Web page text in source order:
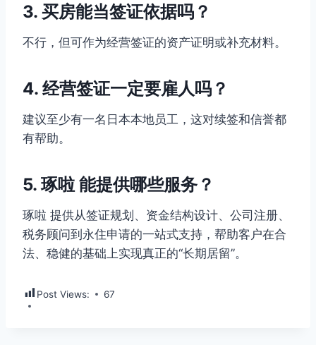
3. 买房能当签证依据吗？
不行，但可作为经营签证的资产证明或补充材料。
4. 经营签证一定要雇人吗？
建议至少有一名日本本地员工，这对续签和信誉都
有帮助。
5. 琢啦 能提供哪些服务？
琢啦 提供从签证规划、资金结构设计、公司注册、
税务顾问到永住申请的一站式支持，帮助客户在合
法、稳健的基础上实现真正的“长期居留”。
Post Views: 67